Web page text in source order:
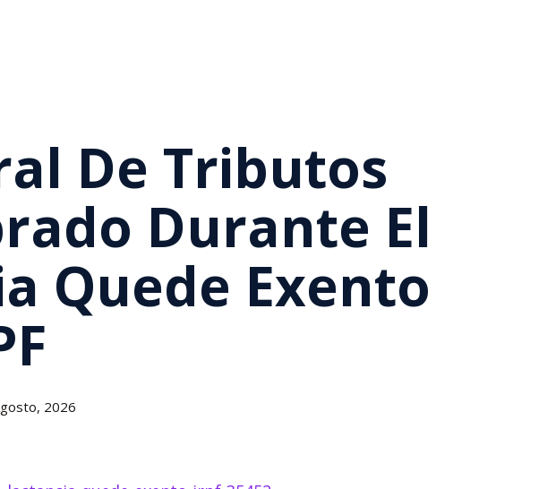
De Tributos
Durante El
Quede Exento
2026